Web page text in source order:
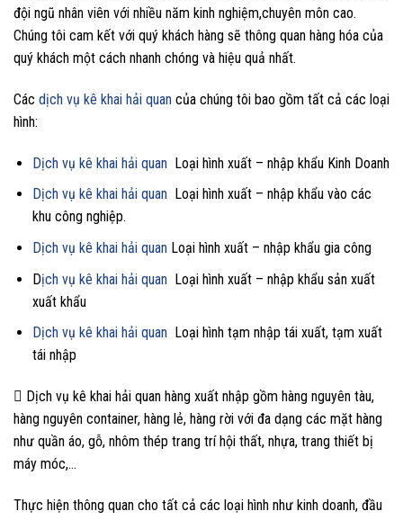
đội ngũ nhân viên với nhiều năm kinh nghiệm,chuyên môn cao.
Chúng tôi cam kết với quý khách hàng sẽ thông quan hàng hóa của
quý khách một cách nhanh chóng và hiệu quả nhất.
Các dịch vụ kê khai hải quan của chúng tôi bao gồm tất cả các loại
hình:
Dịch vụ kê khai hải quan Loại hình xuất – nhập khẩu Kinh Doanh
Dịch vụ kê khai hải quan
Loại hình xuất – nhập khẩu vào các
khu công nghiệp.
Dịch vụ kê khai hải quan Loại hình xuất – nhập khẩu gia công
Dịch vụ kê khai hải quan Loại hình xuất – nhập khẩu sản xuất
xuất khẩu
Dịch vụ kê khai hải quan Loại hình tạm nhập tái xuất, tạm xuất
tái nhập
 Dịch vụ kê khai hải quan hàng xuất nhập gồm hàng nguyên tàu,
hàng nguyên container, hàng lẻ, hàng rời với đa dạng các mặt hàng
như quần áo, gỗ, nhôm thép trang trí hội thất, nhựa, trang thiết bị
máy móc,…
Thực hiện thông quan cho tất cả các loại hình như kinh doanh, đầu